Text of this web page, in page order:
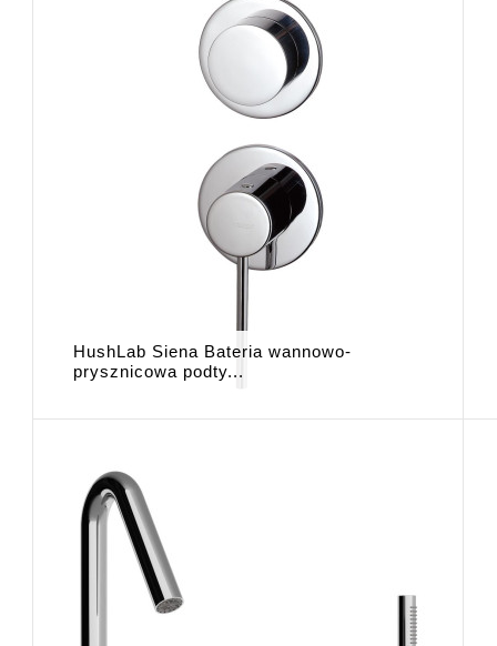
HushLab Siena Bateria wannowo-
prysznicowa podty...